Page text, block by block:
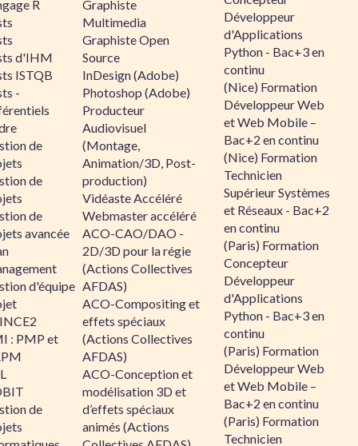
R
d'IHM
ISTQB
-
de
de
de
avancée
d'équipe
: PMP et
de
Graphiste
Multimedia
Graphiste Open
Source
InDesign (Adobe)
Photoshop (Adobe)
Producteur
Audiovisuel
(Montage,
Animation/3D, Post-
production)
Vidéaste Accéléré
Webmaster accéléré
ACO-CAO/DAO -
2D/3D pour la régie
(Actions Collectives
AFDAS)
ACO-Compositing et
effets spéciaux
(Actions Collectives
AFDAS)
ACO-Conception et
modélisation 3D et
d’effets spéciaux
animés (Actions
Développeur
d'Applications
Python - Bac+3 en
continu
(Nice) Formation
Développeur Web
et Web Mobile –
Bac+2 en continu
(Nice) Formation
Technicien
Supérieur Systèmes
et Réseaux - Bac+2
en continu
(Paris) Formation
Concepteur
Développeur
d'Applications
Python - Bac+3 en
continu
(Paris) Formation
Développeur Web
et Web Mobile –
Bac+2 en continu
(Paris) Formation
Technicien